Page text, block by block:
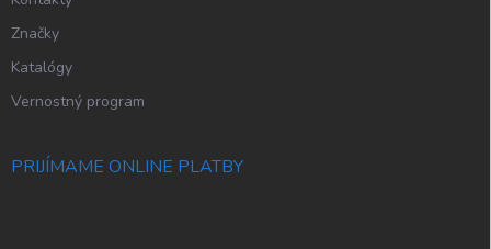
Značky
Katalógy
Vernostný program
PRIJÍMAME ONLINE PLATBY